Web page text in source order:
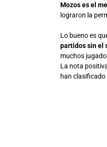
Mozos es el
lograron la
Lo bueno es
partidos sin el
muchos
La nota
han